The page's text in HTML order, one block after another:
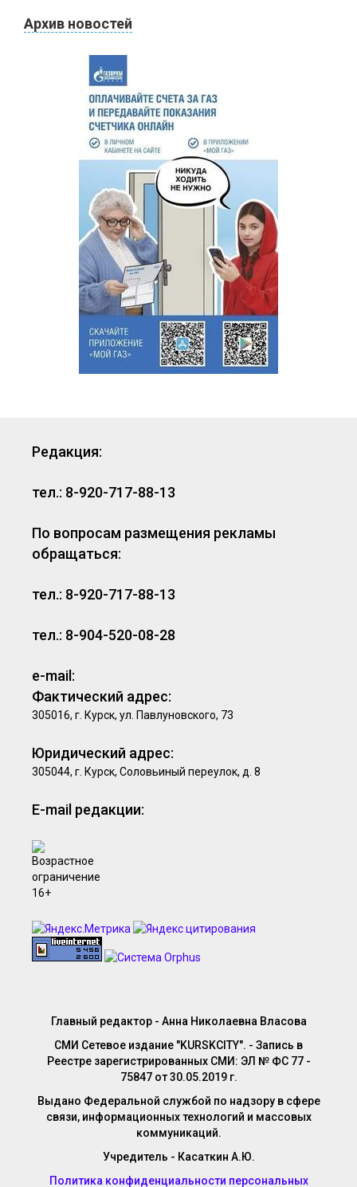
Архив новостей
Редакция:
тел.: 8-920-717-88-13
По вопросам размещения рекламы
обращаться:
тел.: 8-920-717-88-13
тел.: 8-904-520-08-28
e-mail:
Фактический адрес:
305016, г. Курск, ул. Павлуновского, 73
Юридический адрес:
305044, г. Курск, Соловьиный переулок, д. 8
E-mail редакции:
Главный редактор - Анна Николаевна Власова
СМИ Сетевое издание "KURSKCITY". - Запись в
Реестре зарегистрированных СМИ: ЭЛ № ФС 77 -
75847 от 30.05.2019 г.
Выдано Федеральной службой по надзору в сфере
связи, информационных технологий и массовых
коммуникаций.
Учредитель - Касаткин А.Ю.
Политика конфиденциальности персональных